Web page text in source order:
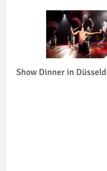
Show Dinner in